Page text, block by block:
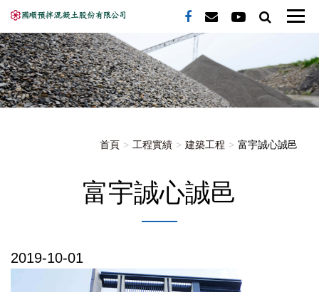
首頁 工程實績 建築工程 富宇誠心誠邑
富宇誠心誠邑
2019-10-01